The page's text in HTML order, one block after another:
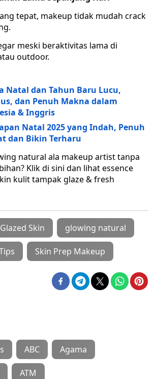
tepat, makeup tidak mudah crack
meski beraktivitas lama di
outdoor.
Natal dan Tahun Baru Lucu,
dan Penuh Makna dalam
& Inggris
Natal 2025 yang Indah, Penuh
dan Bikin Terharu
natural ala makeup artist tanpa
Klik di sini dan lihat essence
kulit tampak glaze & fresh
Glazed Skin glowing natural
Skin Prep Makeup
ABC Agama
ATM